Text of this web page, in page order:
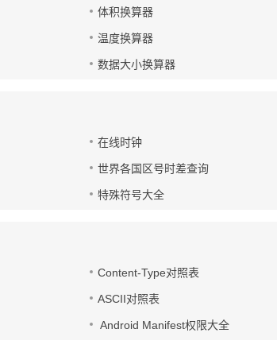
体积换算器
温度换算器
数据大小换算器
在线时钟
世界各国区号时差查询
特殊符号大全
Content-Type对照表
ASCII对照表
Android Manifest权限大全